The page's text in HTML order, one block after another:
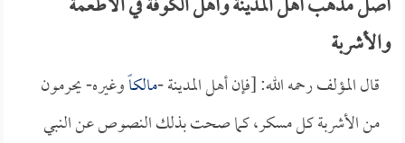
والأشربة
قال المؤلف رحمه الله: [فإن أهل المدينة -مالكاًوغيره- يحرمون
من الأشربة كل مسكر، كما صحت بذلك النصوص عن النبي